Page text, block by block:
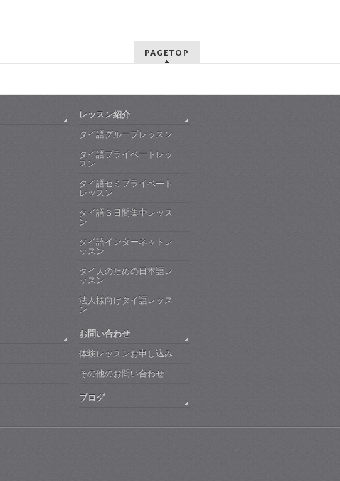
PAGETOP
レッスン紹介
タイ語グループレッスン
タイ語プライベートレッ
スン
タイ語セミプライベート
レッスン
タイ語３日間集中レッス
ン
タイ語インターネットレ
ッスン
タイ人のための日本語レ
ッスン
法人様向けタイ語レッス
ン
お問い合わせ
体験レッスンお申し込み
その他のお問い合わせ
ブログ